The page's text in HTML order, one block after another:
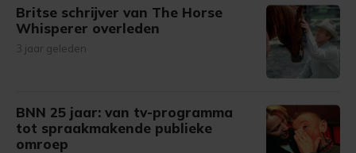
Britse schrijver van The Horse
Whisperer overleden
3 jaar geleden
BNN 25 jaar: van tv-programma
tot spraakmakende publieke
omroep